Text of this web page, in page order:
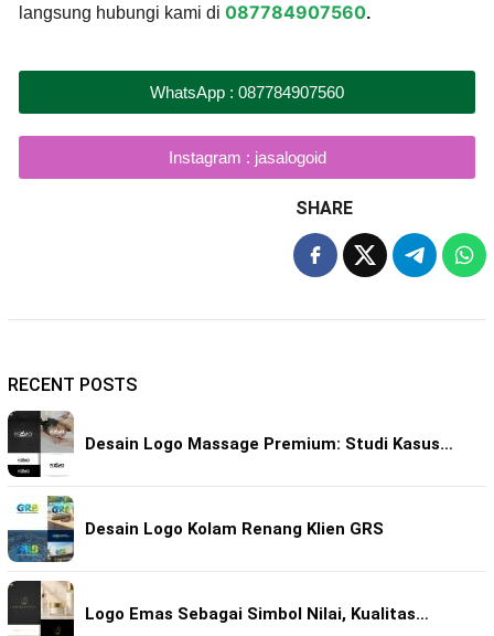
langsung hubungi kami di 087784907560.
WhatsApp : 087784907560
Instagram : jasalogoid
SHARE
RECENT POSTS
Desain Logo Massage Premium: Studi Kasus…
Desain Logo Kolam Renang Klien GRS
Logo Emas Sebagai Simbol Nilai, Kualitas…